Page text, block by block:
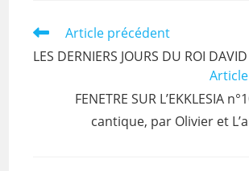
o
o
k
p
p
Read
articles
Article précédent
LES DERNIERS JOURS DU ROI DAVID
FENETRE SUR L’EKKLESIA
cantique, par Olivier et